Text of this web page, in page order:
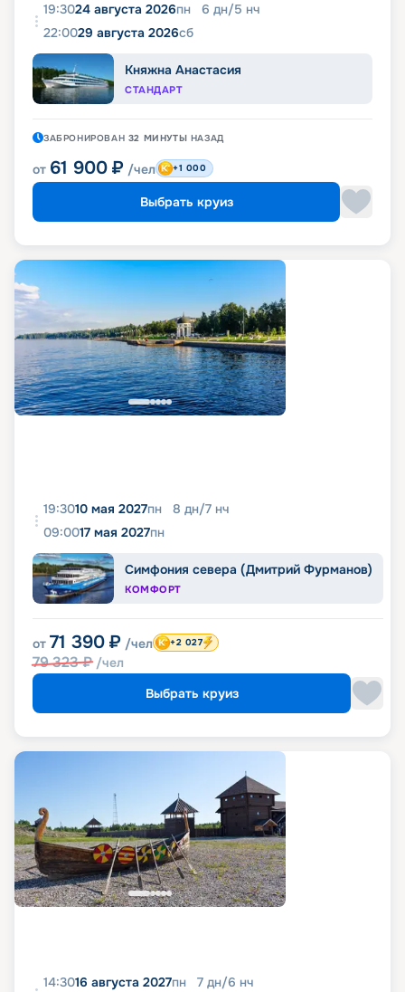
19:3024 августа 2026пн 6 дн/5 нч
22:0029 августа 2026сб
Княжна Анастасия
СТАНДАРТ
ЗАБРОНИРОВАН 32 МИНУТЫ НАЗАД
от 61 900 ₽ /чел +1 000
Выбрать круиз
19:3010 мая 2027пн 8 дн/7 нч
09:0017 мая 2027пн
Симфония севера (Дмитрий Фурманов)
КОМФОРТ
от 71 390 ₽ /чел
79 323₽ /чел
+2 027
Выбрать круиз
14:3016 августа 2027пн 7 дн/6 нч